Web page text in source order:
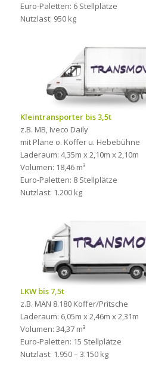
Euro-Paletten: 6 Stellplätze
Nutzlast: 950 kg
Kleintransporter bis 3,5t
z.B. MB, Iveco Daily
mit Plane o. Koffer u. Hebebühne
Laderaum: 4,35m x 2,10m x 2,10m
Volumen: 18,46 m³
Euro-Paletten: 8 Stellplätze
Nutzlast: 1.200 kg
LKW bis 7,5t
z.B. MAN 8.180 Koffer/Pritsche
Laderaum: 6,05m x 2,46m x 2,31m
Volumen: 34,37 m³
Euro-Paletten: 15 Stellplätze
Nutzlast: 1.950 – 3.150 kg